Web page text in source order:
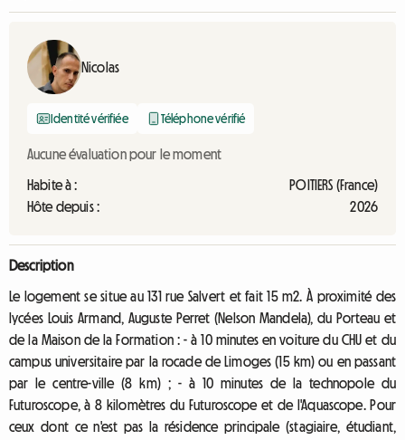
Nicolas
Identité vérifiée Téléphone vérifié
Aucune évaluation pour le moment
Habite à :
POITIERS (France)
Hôte depuis :
2026
Description
Le logement se situe au 131 rue Salvert et fait 15 m2. À proximité des
lycées Louis Armand, Auguste Perret (Nelson Mandela), du Porteau et
de la Maison de la Formation : - à 10 minutes en voiture du CHU et du
campus universitaire par la rocade de Limoges (15 km) ou en passant
par le centre-ville (8 km) ; - à 10 minutes de la technopole du
Futuroscope, à 8 kilomètres du Futuroscope et de l'Aquascope. Pour
ceux dont ce n'est pas la résidence principale (stagiaire, étudiant,